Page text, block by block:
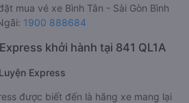
mua vé xe Bình Tân - Sài Gòn Bình
1900 888684
khởi hành tại 841 QL1A
Express
được biết đến là hãng xe mang lại